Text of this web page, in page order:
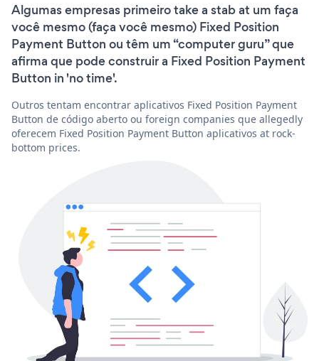
Algumas empresas primeiro take a stab at um faça
você mesmo (faça você mesmo) Fixed Position
Payment Button ou têm um “computer guru” que
afirma que pode construir a Fixed Position Payment
Button in 'no time'.
Outros tentam encontrar aplicativos Fixed Position Payment
Button de código aberto ou foreign companies que allegedly
oferecem Fixed Position Payment Button aplicativos at rock-
bottom prices.